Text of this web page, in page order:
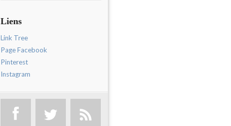
Liens
Link Tree
Page Facebook
Pinterest
Instagram